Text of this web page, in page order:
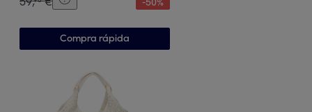
Compra rápida